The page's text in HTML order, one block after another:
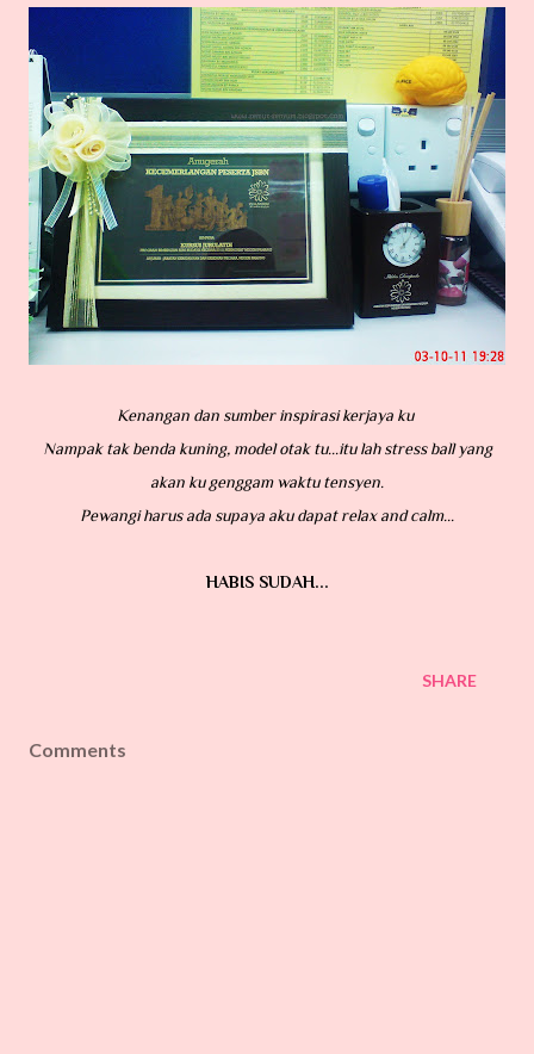
Kenangan dan sumber inspirasi kerjaya ku
Nampak tak benda kuning, model otak tu...itu lah stress ball yang
akan ku genggam waktu tensyen.
Pewangi harus ada supaya aku dapat relax and calm...
HABIS SUDAH...
SHARE
Comments